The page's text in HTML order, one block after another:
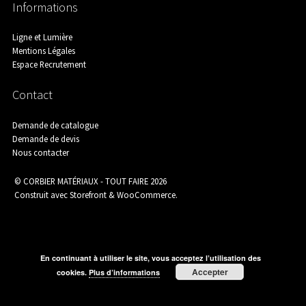
Agence de Saint-Martin-de-Valgalgues
Assainissement
Informations
Ligne et Lumière
Mentions Légales
Espace Recrutement
Contact
Demande de catalogue
Demande de devis
Nous contacter
© CORBIER MATÉRIAUX - TOUT FAIRE 2026
Construit avec Storefront & WooCommerce.
En continuant à utiliser le site, vous acceptez l’utilisation des
cookies.Plus d’informations Accepter